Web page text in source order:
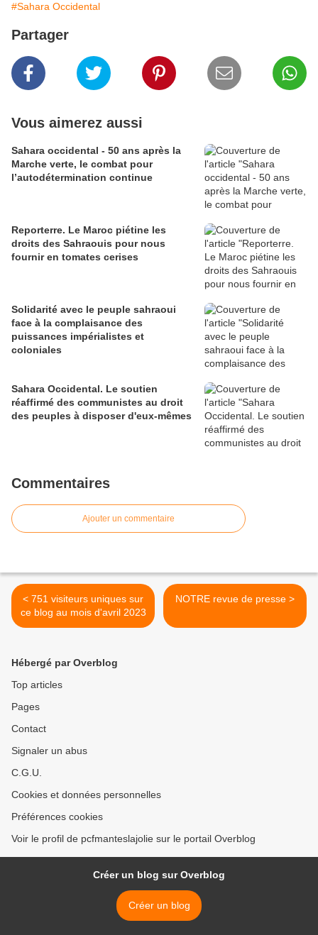
#Sahara Occidental
Partager
Vous aimerez aussi
Sahara occidental - 50 ans après la
Marche verte, le combat pour
l’autodétermination continue
Reporterre. Le Maroc piétine les
droits des Sahraouis pour nous
fournir en tomates cerises
Solidarité avec le peuple sahraoui
face à la complaisance des
puissances impérialistes et
coloniales
Sahara Occidental. Le soutien
réaffirmé des communistes au droit
des peuples à disposer d'eux-mêmes
Commentaires
Ajouter un commentaire
< 751 visiteurs uniques sur
ce blog au mois d'avril 2023
NOTRE revue de presse >
Hébergé par Overblog
Top articles
Pages
Contact
Signaler un abus
C.G.U.
Cookies et données personnelles
Préférences cookies
Voir le profil de pcfmanteslajolie sur le portail Overblog
Créer un blog sur Overblog
Créer un blog